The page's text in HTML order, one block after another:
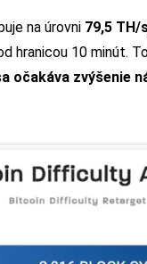
na úrovni 79,5 TH/
hranicou 10 minút.
očakáva zvýšenie